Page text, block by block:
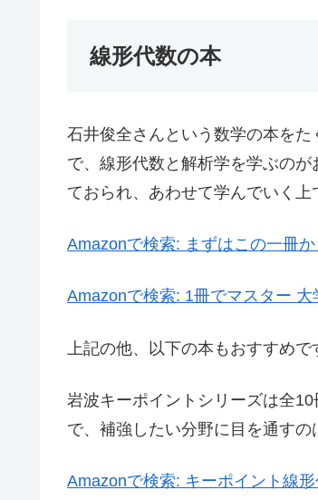
線形代数の本
石井俊全さんという数学の本を
で、線形代数と解析学を学ぶの
ておられ、あわせて学んでいく上
Amazonで検索: まずはこの一冊
Amazonで検索: 1冊でマスター 大
上記の他、以下の本もおすすめで
岩波キーポイントシリーズは全
で、補強したい分野に目を通すの
Amazonで検索: キーポイント線